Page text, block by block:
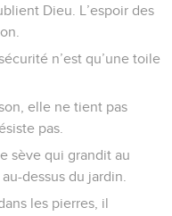
Dieu. L’espoir des
n’est qu’une toile
elle ne tient pas
pas.
sève qui grandit au
dessus du jardin.
les pierres, il